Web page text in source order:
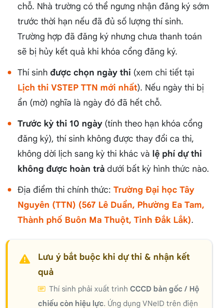
chỗ. Nhà trường có thể ngưng nhận đăng ký sớm
trước thời hạn nếu đã đủ số lượng thí sinh.
Trường hợp đã đăng ký nhưng chưa thanh toán
sẽ bị hủy kết quả khi khóa cổng đăng ký.
Thí sinh được chọn ngày thi (xem chi tiết tại
Lịch thi VSTEP TTN mới nhất). Nếu ngày thi bị
ẩn (mờ) nghĩa là ngày đó đã hết chỗ.
Trước kỳ thi 10 ngày (tính theo hạn khóa cổng
đăng ký), thí sinh không được thay đổi ca thi,
không dời lịch sang kỳ thi khác và lệ phí dự thi
không được hoàn trả dưới bất kỳ hình thức nào.
Địa điểm thi chính thức: Trường Đại học Tây
Nguyên (TTN) (567 Lê Duẩn, Phường Ea Tam,
Thành phố Buôn Ma Thuột, Tỉnh Đắk Lắk).
Lưu ý bắt buộc khi dự thi & nhận kết
quả
Thí sinh phải xuất trình CCCD bản gốc / Hộ
chiếu còn hiệu lực. Ứng dụng VNeID trên điện